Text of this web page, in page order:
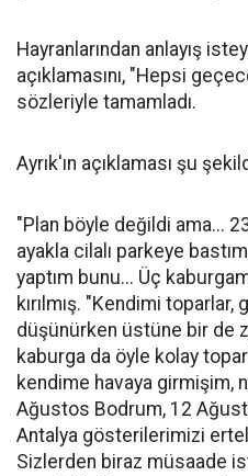
Hayranlarından anlayış
açıklamasını, "Hepsi
sözleriyle tamamladı.
Ayrık'ın açıklaması şu
"Plan böyle değildi ama...
ayakla cilalı parkeye
yaptım bunu... Üç
kırılmış. "Kendimi
düşünürken üstüne bir de
kaburga da öyle kolay
kendime havaya girmişim,
Ağustos Bodrum, 12
Antalya gösterilerimizi
Sizlerden biraz müsaade